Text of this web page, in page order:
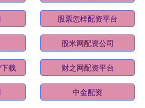
股票怎样配资平台
股米网配资公司
载 财之网配资平台
中金配资